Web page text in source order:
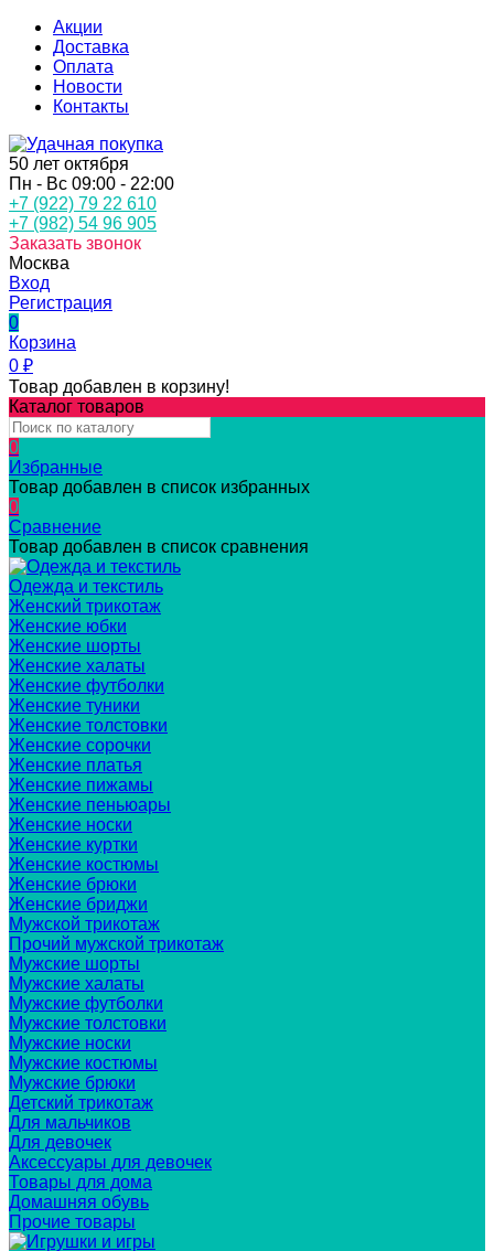
Акции
Доставка
Оплата
Новости
Контакты
50 лет октября
Пн - Вс 09:00 - 22:00
+7 (922) 79 22 610
+7 (982) 54 96 905
Заказать звонок
Москва
Вход
Регистрация
0
Корзина
0 ₽
Товар добавлен в корзину!
Каталог товаров
0
Избранные
Товар добавлен в список избранных
0
Сравнение
Товар добавлен в список сравнения
Одежда и текстиль
Женский трикотаж
Женские юбки
Женские шорты
Женские халаты
Женские футболки
Женские туники
Женские толстовки
Женские сорочки
Женские платья
Женские пижамы
Женские пеньюары
Женские носки
Женские куртки
Женские костюмы
Женские брюки
Женские бриджи
Мужской трикотаж
Прочий мужской трикотаж
Мужские шорты
Мужские халаты
Мужские футболки
Мужские толстовки
Мужские носки
Мужские костюмы
Мужские брюки
Детский трикотаж
Для мальчиков
Для девочек
Аксессуары для девочек
Товары для дома
Домашняя обувь
Прочие товары